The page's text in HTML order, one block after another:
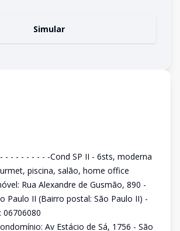
Simular
- - - - - - - - -Cond SP II - 6sts, moderna
piscina, salão, home office
Rua Alexandre de Gusmão, 890 -
Paulo II (Bairro postal: São Paulo II) -
06706080
Av Estácio de Sá, 1756 - São